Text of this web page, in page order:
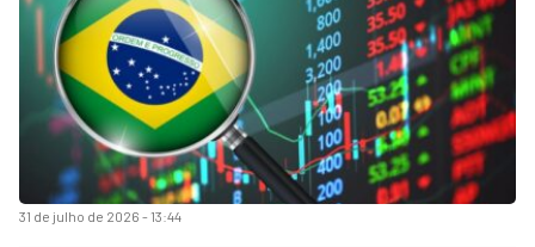
31 de julho de 2026 - 13:44